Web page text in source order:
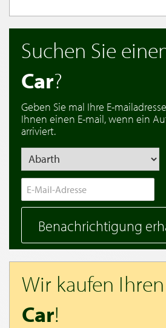
Suchen Sie
Car?
Geben Sie mal Ihre E-
Ihnen einen E-mail, wenn ein
arriviert.
Benachrichtigung
Wir kaufen Ihren
Car!